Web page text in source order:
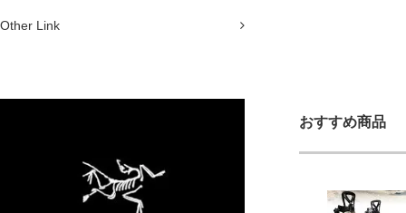
Other Link
おすすめ商品